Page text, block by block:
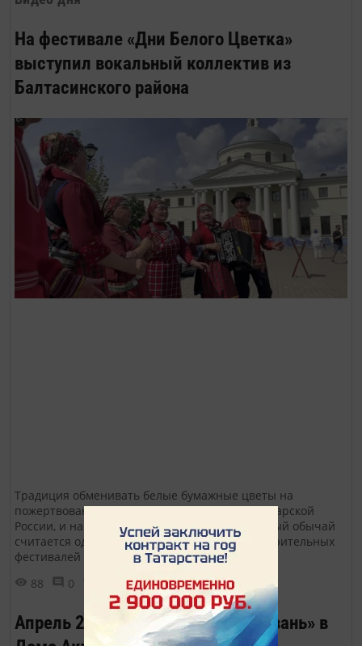
На фестивале «Дни Белого Цветка»
выступил вокальный коллектив из
Балтасинского района
Традиция обменивать белые бумажные цветы на
пожертвования зародилась ещё во времена царской
России, и на данный момент этот возрожденный обычай
считается одним из самых красивых благотворительных
фестивалей в Казанской епархии.
88
0
Апрель 2023. Вечер журнала «Казань» в
мне кажется, позволяет быть в меру
беспристрастным наблюдателем.